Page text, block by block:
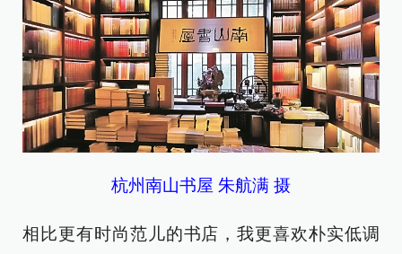
杭州南山书屋 朱航满 摄
相比更有时尚范儿的书店，我更喜欢朴实低调